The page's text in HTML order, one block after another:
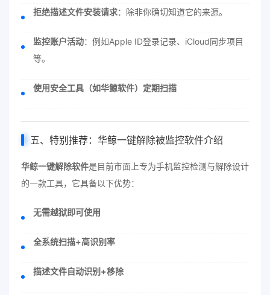
拒绝描述文件安装请求：除非你确切知道它的来源。
监控账户活动：例如Apple ID登录记录、iCloud同步项目
等。
使用安全工具（如华鲸软件）定期扫描
五、特别推荐：华鲸一键解除被监控软件介绍
华鲸一键解除软件是目前市面上专为手机监控检测与解除设计
的一款工具，它具备以下优势：
无需越狱即可使用
全系统扫描+高识别率
描述文件自动识别+移除